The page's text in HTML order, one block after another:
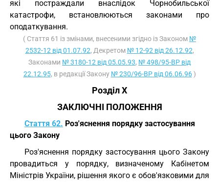
які постраждали внаслідок Чорнобильської
катастрофи, встановлюються законами про
оподаткування.
( Стаття 61 із змінами, внесеними згідно із Законом №
2532-12 від 01.07.92, Декретом № 12-92 від 26.12.92,
Законами № 3180-12 від 05.05.93, № 498/95-ВР від
22.12.95, в редакції Закону № 230/96-ВР від 06.06.96)
Розділ X
ЗАКЛЮЧНІ ПОЛОЖЕННЯ
Стаття 62. Роз'яснення порядку застосування
цього Закону
Роз'яснення порядку застосування цього Закону
провадиться у порядку, визначеному Кабінетом
Міністрів України, рішення якого є обов'язковими для